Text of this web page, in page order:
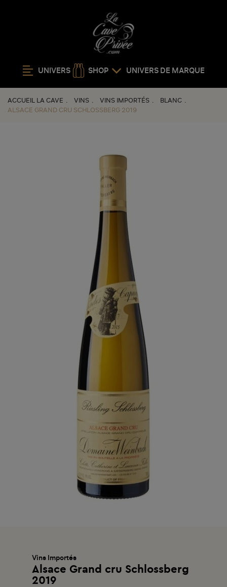
UNIVERS SHOP UNIVERS DE MARQUE
ACCUEIL LA CAVE VINS VINS IMPORTÉS
BLANC
ALSACE GRAND CRU SCHLOSSBERG 2019
Vins Importés
Alsace Grand cru Schlossberg
2019